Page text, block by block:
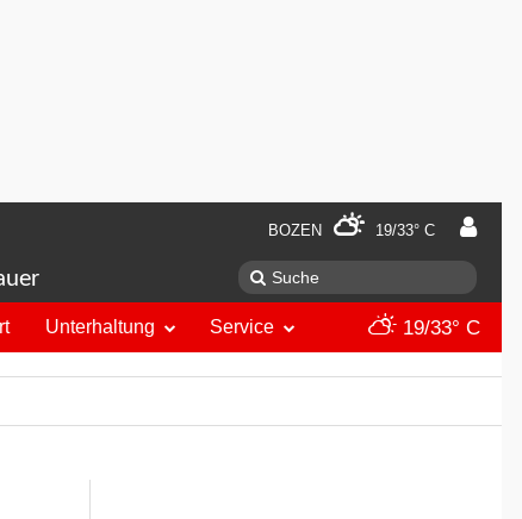
BOZEN 19/33° C
Unterhaltung Service 19/33° C